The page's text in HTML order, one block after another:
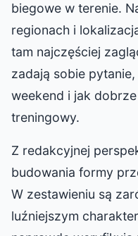
biegowe w terenie.
regionach i
tam najczęściej
zadają sobie
weekend i jak
treningowy.
Z redakcyjnej
budowania formy
W zestawieniu są
luźniejszym